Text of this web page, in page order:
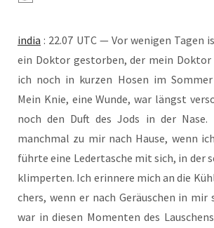
india : 22.07 UTC — Vor weni­gen Tagen
ein Dok­tor gestor­ben, der mein Dok­tor
ich noch in kur­zen Hosen im
Mein Knie, eine Wun­de, war längst
noch den Duft des Jods in der
manch­mal zu mir nach Hau­se, wenn
führ­te eine Leder­ta­sche mit sich, in der
klim­per­ten. Ich erin­ne­re mich an die
chers, wenn er nach Geräu­schen in mir
war in die­sen Momen­ten des